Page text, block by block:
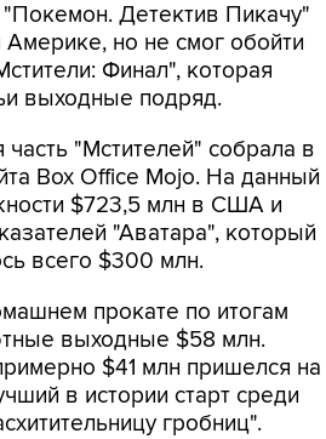
"Покемон. Детектив Пикачу"
но не смог обойти
Финал", которая
выходные подряд.
"Мстителей" собрала в
Box Office Mojo. На данный
$723,5 млн в США и
"Аватара", который
всего $300 млн.
прокате по итогам
выходные $58 млн.
$41 млн пришелся на
в истории старт среди
гробниц".